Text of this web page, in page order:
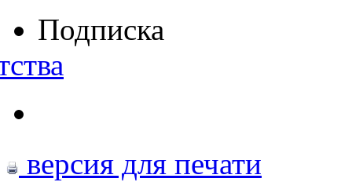
Подписка
версия для печати